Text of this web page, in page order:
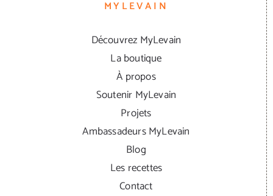
MYLEVAIN
Découvrez MyLevain
La boutique
À propos
Soutenir MyLevain
Projets
Ambassadeurs MyLevain
Blog
Les recettes
Contact